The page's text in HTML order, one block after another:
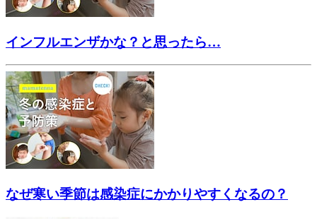
インフルエンザかな？と思ったら…
なぜ寒い季節は感染症にかかりやすくなるの？